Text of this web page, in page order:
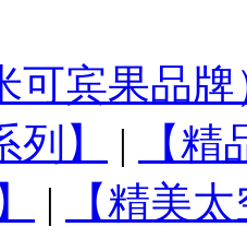
可宾果品牌
】
|
【
|
【精美